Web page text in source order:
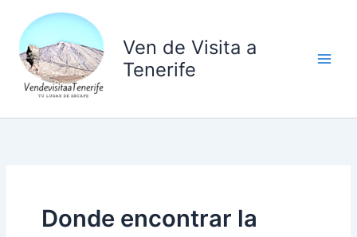
contenido
Ven de Visita a
Tenerife
Donde encontrar la